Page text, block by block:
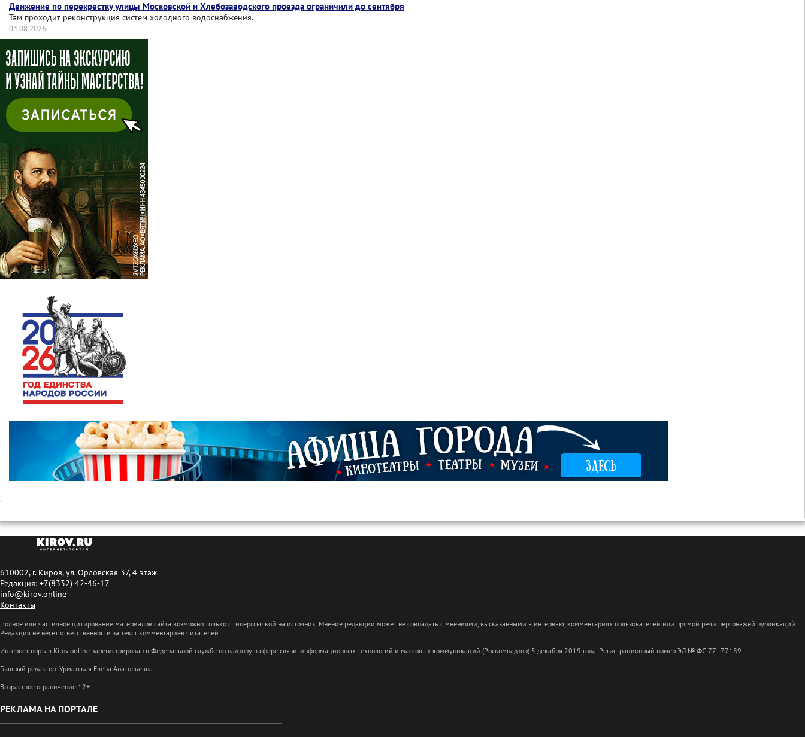
Движение по перекрестку улицы Московской и Хлебозаводского проезда ограничили до сентября
Там проходит реконструкция систем холодного водоснабжения.
04.08.2026
610002, г. Киров, ул. Орловская 37, 4 этаж
Редакция: +7(8332) 42-46-17
info@kirov.online
Контакты
Полное или частичное цитирование материалов сайта возможно только с гиперссылкой на источник. Мнение редакции может не совпадать с мнениями, высказанными в интервью, комментариях пользователей или прямой речи персонажей публикаций.
Редакция не несёт ответственности за текст комментариев читателей.
Интернет-портал Kirov.online зарегистрирован в Федеральной службе по надзору в сфере связи, информационных технологий и массовых коммуникаций (Роскомнадзор) 5 декабря 2019 года. Регистрационный номер ЭЛ № ФС 77 - 77189.
Главный редактор: Урматская Елена Анатольевна
Возрастное ограничение 12+
РЕКЛАМА НА ПОРТАЛЕ